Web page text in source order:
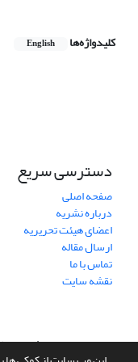
کلیدواژه‌ها English
دسترسی سریع
صفحه اصلی
درباره نشریه
اعضای هیئت تحریریه
ارسال مقاله
تماس با ما
نقشه سایت
سامانه مدیریت نشریات